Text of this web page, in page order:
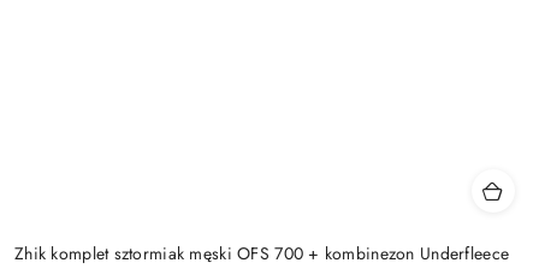
Zhik komplet sztormiak męski OFS 700 + kombinezon Underfleece